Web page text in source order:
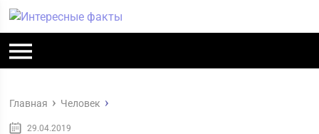
Главная Человек
29.04.2019